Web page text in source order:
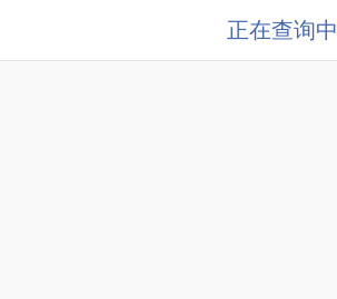
正在查询中